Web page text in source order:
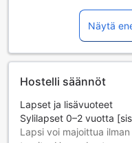
Näytä
Hostelli säännöt
Lapset ja lisävuoteet
Sylilapset 0–2 vuotta
Lapsi voi majoittua